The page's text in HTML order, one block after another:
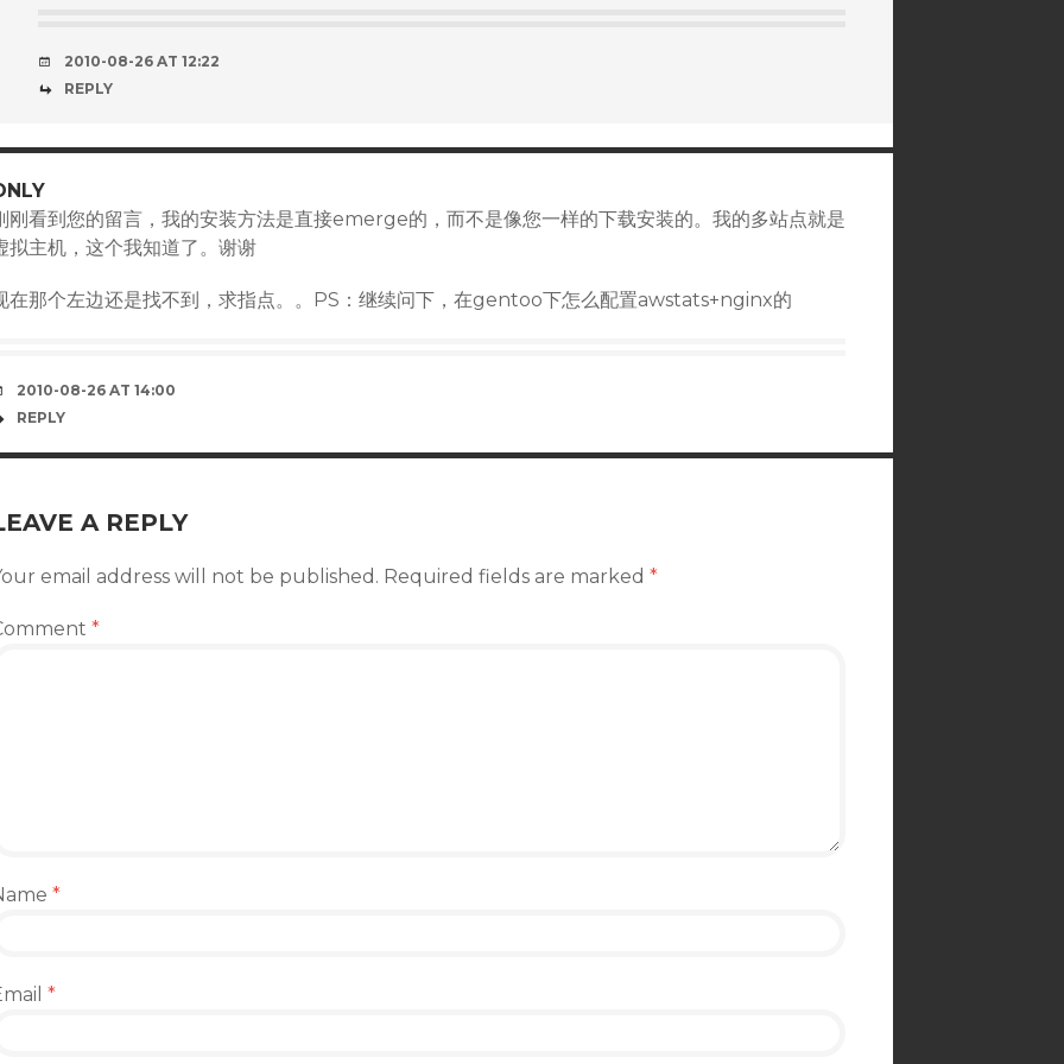
2010-08-26 AT 12:22
REPLY
刚看到您的留言，我的安装方法是直接emerge的，而不是像您一样的下载安装的。我的多站点就是
拟主机，这个我知道了。谢谢
在那个左边还是找不到，求指点。。PS：继续问下，在gentoo下怎么配置awstats+nginx的
2010-08-26 AT 14:00
REPLY
A REPLY
email address will not be published. Required fields are marked *
*
*
*